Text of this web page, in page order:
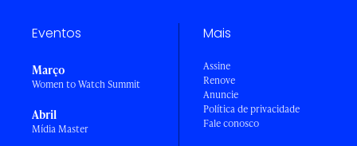
Eventos
Março
Women to Watch Summit
Abril
Mídia Master
Mais
Assine
Renove
Anuncie
Política de privacidade
Fale conosco